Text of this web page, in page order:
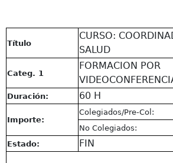
Título
CURSO:
SALUD
Categ. 1
FORMACION POR
Duración: 60 H
Importe:
Colegiados/Pre-Col:
No Colegiados:
Estado: FIN